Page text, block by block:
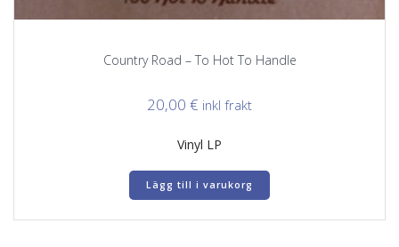
Country Road – To Hot To Handle
20,00 € inkl frakt
Vinyl LP
Lägg till i varukorg